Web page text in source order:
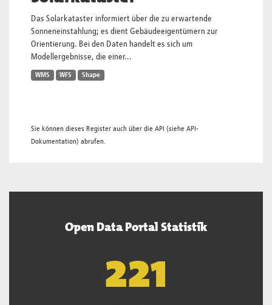
Das Solarkataster informiert über die zu erwartende
Sonneneinstahlung; es dient Gebäudeeigentümern zur
Orientierung. Bei den Daten handelt es sich um
Modellergebnisse, die einer...
WMS WFS Shape
Sie können dieses Register auch über die API (siehe API-
Dokumentation) abrufen.
Open Data Portal Statistik
222